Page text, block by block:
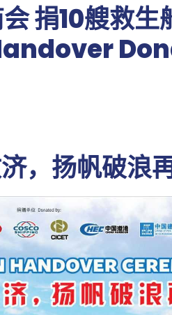
捐10艘救生
，扬帆破浪